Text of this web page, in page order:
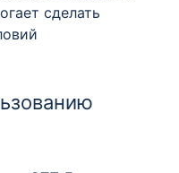
сделать